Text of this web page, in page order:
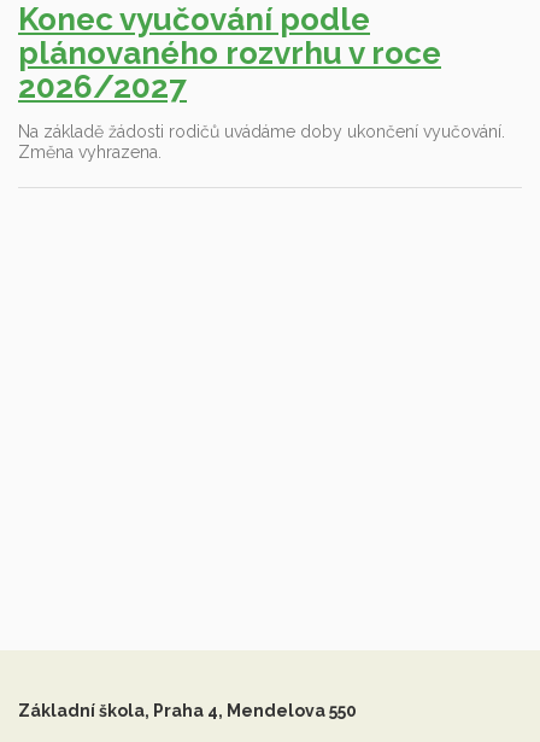
Konec vyučování podle
plánovaného rozvrhu v roce
2026/2027
Na základě žádosti rodičů uvádáme doby ukončení vyučování.
Změna vyhrazena.
Základní škola, Praha 4, Mendelova 550